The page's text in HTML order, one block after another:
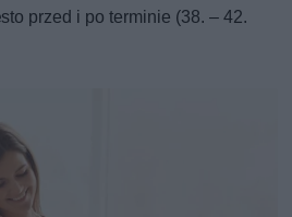
przed i po terminie (38. – 42.